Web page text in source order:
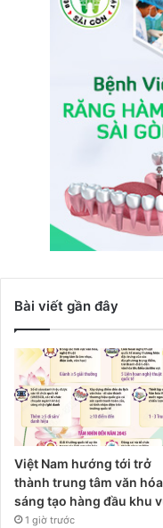
Bài viết gần đây
Việt Nam hướng tới trở
thành trung tâm văn
sáng tạo hàng đầu khu
1 giờ trước